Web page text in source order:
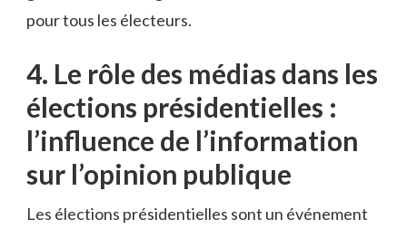
pour tous les électeurs.
4. Le ‌rôle‌ des ⁣médias dans les
⁣élections présidentielles :
l’influence de l’information
sur l’opinion publique
Les ⁢élections présidentielles sont un événement‍